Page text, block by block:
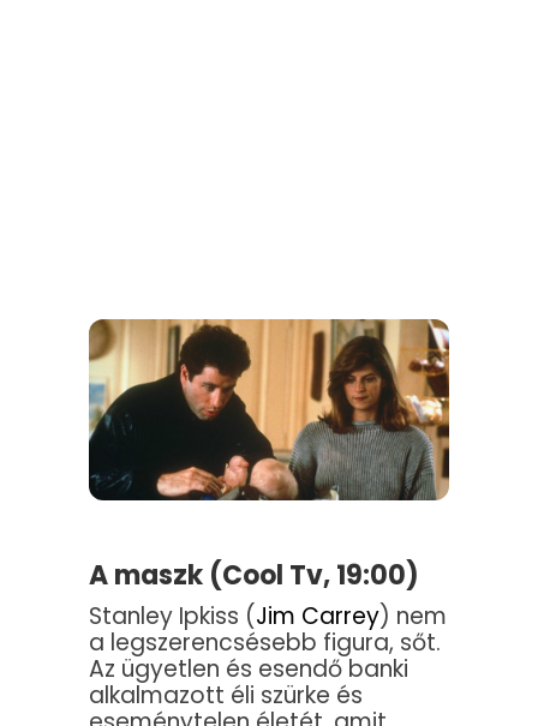
A maszk (Cool Tv, 19:00)
Stanley Ipkiss (Jim Carrey) nem
a legszerencsésebb figura, sőt.
Az ügyetlen és esendő banki
alkalmazott éli szürke és